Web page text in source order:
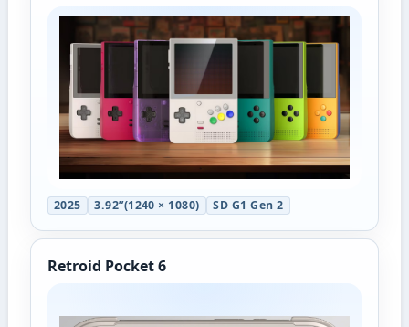
2025 3.92”(1240 × 1080) SD G1 Gen 2
Retroid Pocket 6